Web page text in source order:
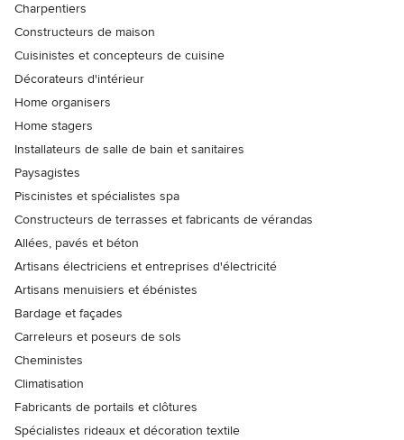
Charpentiers
Constructeurs de maison
Cuisinistes et concepteurs de cuisine
Décorateurs d'intérieur
Home organisers
Home stagers
Installateurs de salle de bain et sanitaires
Paysagistes
Piscinistes et spécialistes spa
Constructeurs de terrasses et fabricants de vérandas
Allées, pavés et béton
Artisans électriciens et entreprises d'électricité
Artisans menuisiers et ébénistes
Bardage et façades
Carreleurs et poseurs de sols
Cheministes
Climatisation
Fabricants de portails et clôtures
Spécialistes rideaux et décoration textile